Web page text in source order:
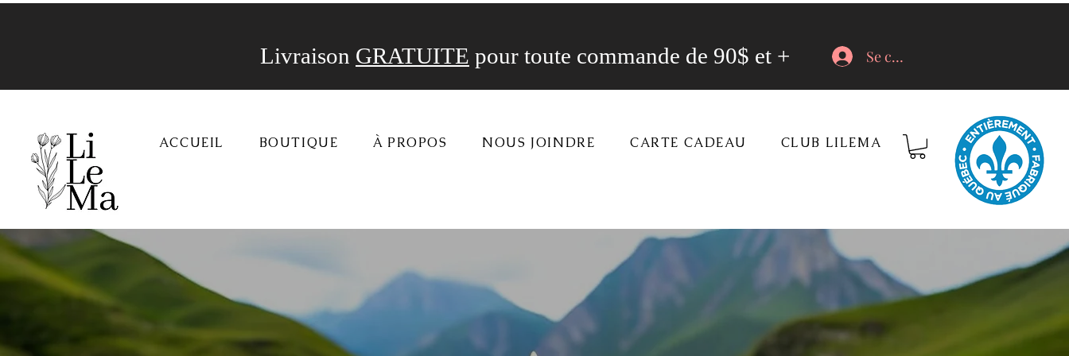
Livraison GRATUITE pour toute commande de 90$ et + Se connecter
ACCUEIL BOUTIQUE À PROPOS NOUS JOINDRE CARTE CADEAU CLUB LILEMA